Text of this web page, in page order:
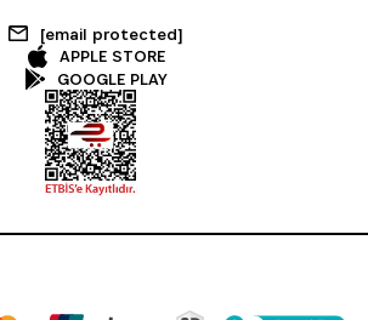
[email protected]
APPLE STORE
GOOGLE PLAY